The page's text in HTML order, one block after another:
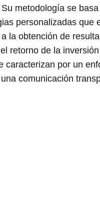
metodología se
personalizadas que
la obtención de
retorno de la
caracterizan por un
comunicación